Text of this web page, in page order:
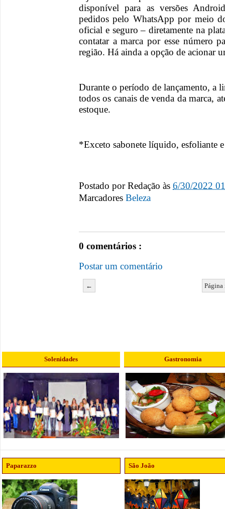
disponível para as versões
pedidos pelo WhatsApp por meio
oficial e seguro – diretamente na
contatar a marca por esse número
região. Há ainda a opção de acionar
Durante o período de lançamento, a
todos os canais de venda da marca,
estoque.
*Exceto sabonete líquido, esfoliante
Postado porRedação às 6/30/2022
Marcadores Beleza
0 comentários :
Postar um comentário
←
Solenidades Gastronomia
Paparazzo São João